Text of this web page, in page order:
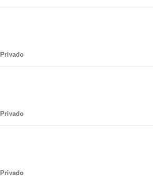
Privado
Privado
Privado